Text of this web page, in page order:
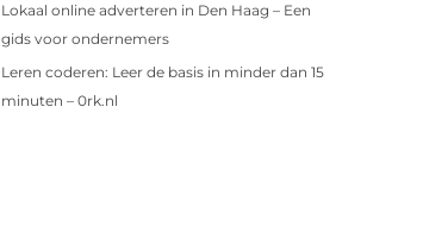
Lokaal online adverteren in Den Haag – Een
gids voor ondernemers
Leren coderen: Leer de basis in minder dan 15
minuten – 0rk.nl